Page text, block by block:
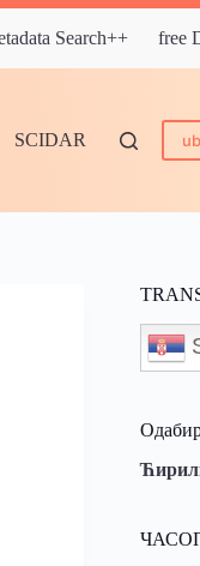
Search++ free
SCIDAR